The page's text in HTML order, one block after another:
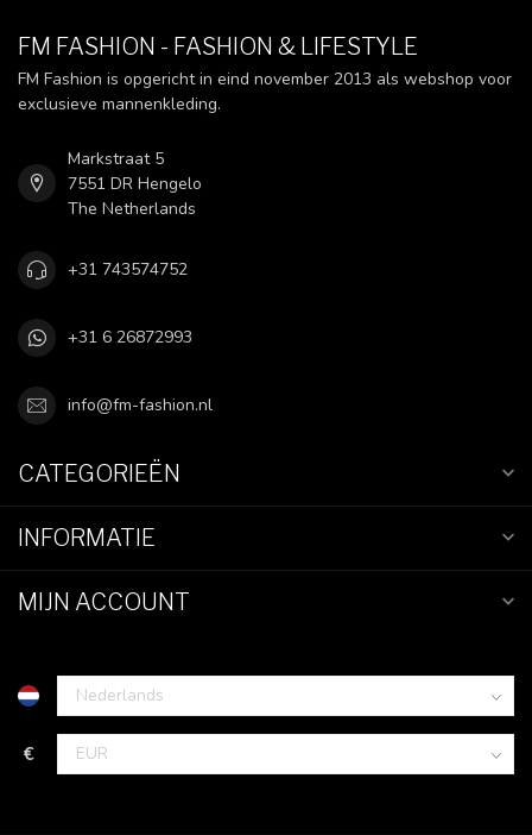
FM FASHION - FASHION & LIFESTYLE
FM Fashion is opgericht in eind november 2013 als webshop voor
exclusieve mannenkleding.
Markstraat 5
7551 DR Hengelo
The Netherlands
+31 743574752
+31 6 26872993
info@fm-fashion.nl
CATEGORIEËN
INFORMATIE
MIJN ACCOUNT
€